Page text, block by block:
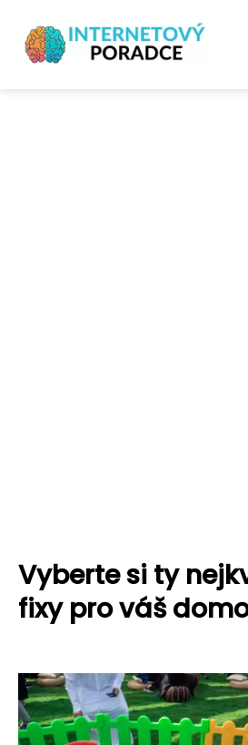
Vyberte si ty
fixy pro váš